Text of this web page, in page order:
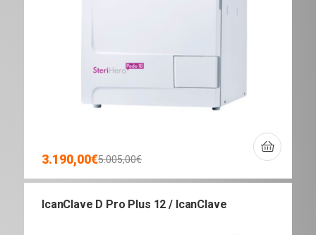
5.005,00€
3.190,00€
IcanClave D Pro Plus 12 / IcanClave